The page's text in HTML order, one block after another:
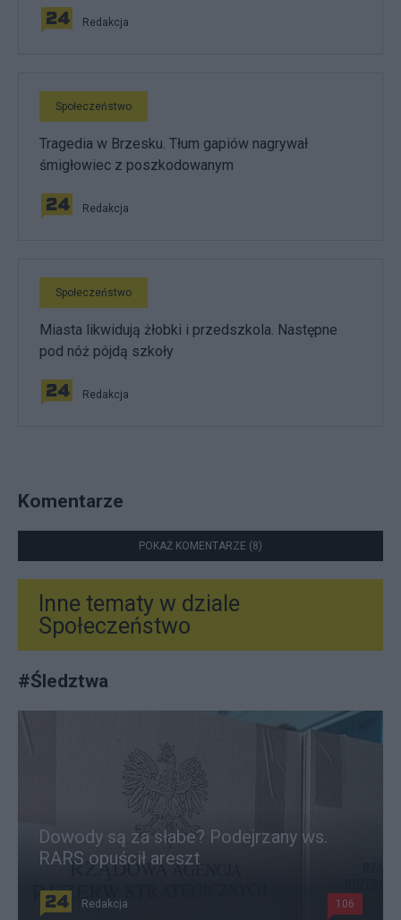
Redakcja
Społeczeństwo
Tragedia w Brzesku. Tłum gapiów nagrywał
śmigłowiec z poszkodowanym
Redakcja
Społeczeństwo
Miasta likwidują żłobki i przedszkola. Następne
pod nóż pójdą szkoły
Redakcja
Komentarze
POKAŻ KOMENTARZE (8)
Inne tematy w dziale
Społeczeństwo
#Śledztwa
Dowody są za słabe? Podejrzany ws.
RARS opuścił areszt
Redakcja 106